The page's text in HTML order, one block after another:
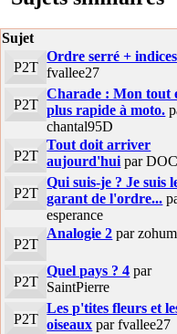
Sujet
P2T
Ordre serré + indices
fvallee27
P2T
Charade : Mon tout
plus rapide à moto.
chantal95D
P2T
Tout doit arriver
aujourd'hui par
P2T
Qui suis-je ? Je suis
garant de l'ordre...
esperance
P2T
Analogie 2 par zohum
P2T
Quel pays ? 4 par
SaintPierre
P2T
Les p'tites fleurs et
oiseaux par fvallee27